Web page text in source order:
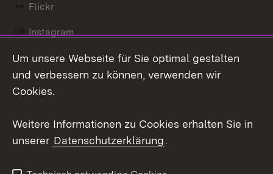
Flickr
Instagram
Social Wall
Um unsere Webseite für Sie optimal gestalten
und verbessern zu können, verwenden wir
Cookies.
Weitere Informationen zu Cookies erhalten Sie in
unserer Datenschutzerklärung.